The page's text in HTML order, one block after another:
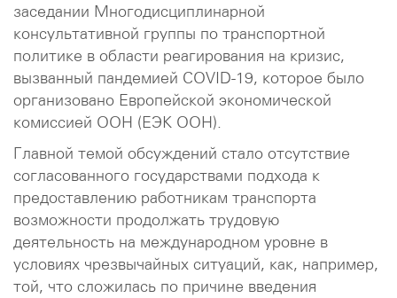
заседании Многодисциплинарной
консультативной группы по транспортной
политике в области реагирования на кризис,
вызванный пандемией COVID-19, которое было
организовано Европейской экономической
комиссией ООН (ЕЭК ООН).
Главной темой обсуждений стало отсутствие
согласованного государствами подхода к
предоставлению работникам транспорта
возможности продолжать трудовую
деятельность на международном уровне в
условиях чрезвычайных ситуаций, как, например,
той, что сложилась по причине введения